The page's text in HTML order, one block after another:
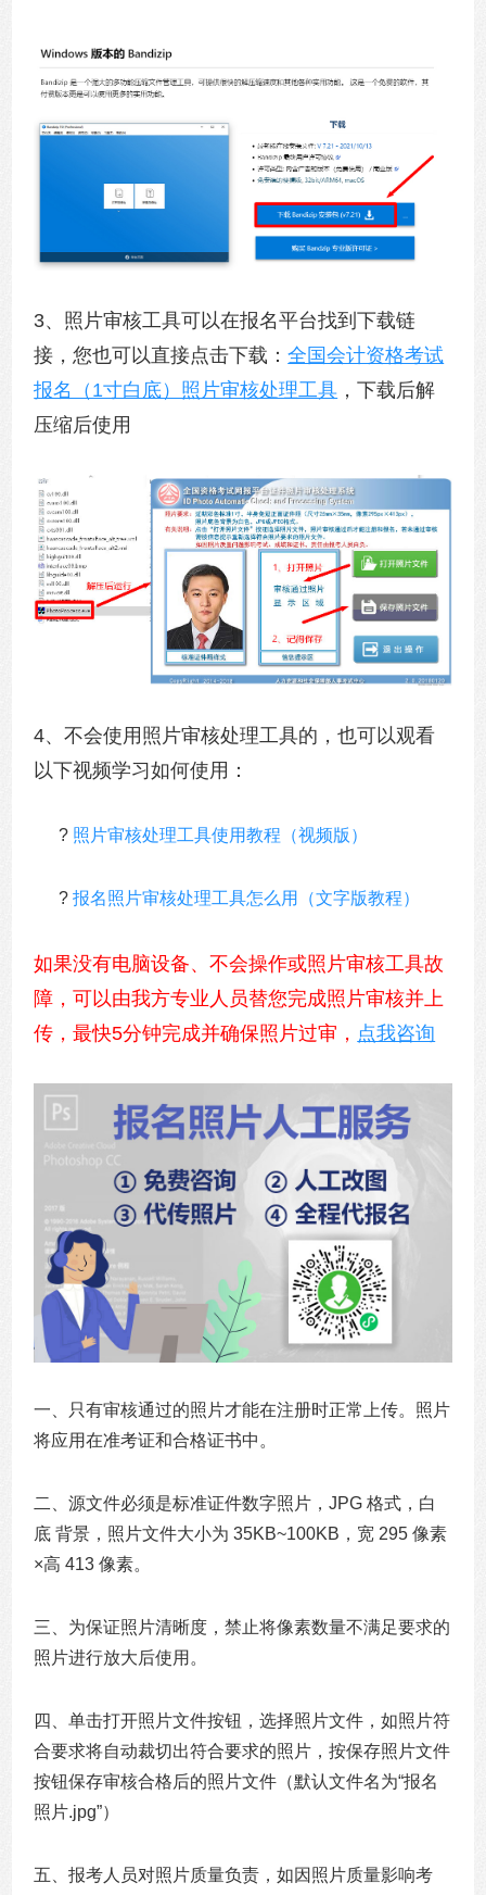
3、照片审核工具可以在报名平台找到下载链
接，您也可以直接点击下载：全国会计资格考试
报名（1寸白底）照片审核处理工具 ，下载后解
压缩后使用
4、不会使用照片审核处理工具的，也可以观看
以下视频学习如何使用：
? 照片审核处理工具使用教程（视频版）
?报名照片审核处理工具怎么用（文字版教程）
如果没有电脑设备、不会操作或照片审核工具故
障，可以由我方专业人员替您完成照片审核并上
传，最快5分钟完成并确保照片过审， 点我咨询
一、只有审核通过的照片才能在注册时正常上传。照片
将应用在准考证和合格证书中。
二、源文件必须是标准证件数字照片，JPG 格式，白
底 背景，照片文件大小为 35KB~100KB，宽 295 像素
×高 413 像素。
三、为保证照片清晰度，禁止将像素数量不满足要求的
照片进行放大后使用。
四、单击打开照片文件按钮，选择照片文件，如照片符
合要求将自动裁切出符合要求的照片，按保存照片文件
按钮保存审核合格后的照片文件（默认文件名为“报名
照片.jpg”）
五、报考人员对照片质量负责，如因照片质量影响考